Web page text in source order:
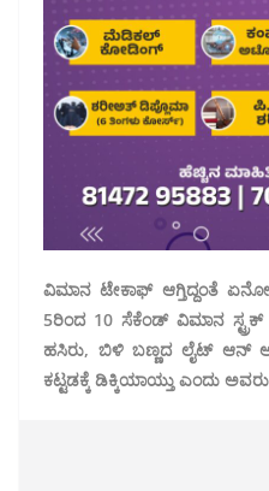
ವಿಮಾನ ಟೇಕಾಫ್ ಆಗ್ತಿದ್ದಂತೆ
5ರಿಂದ 10 ಸೆಕೆಂಡ್ ವಿಮಾನ
ಹಸಿರು, ಬಿಳಿ ಬಣ್ಣದ ಲೈಟ್ ಆನ್
ಕಟ್ಟಡಕ್ಕೆ ಡಿಕ್ಕಿಯಾಯ್ತು ಎಂದು